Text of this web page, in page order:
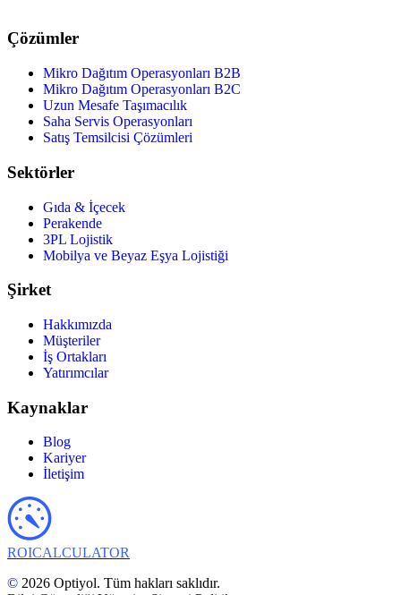
Çözümler
Mikro Dağıtım Operasyonları B2B
Mikro Dağıtım Operasyonları B2C
Uzun Mesafe Taşımacılık
Saha Servis Operasyonları
Satış Temsilcisi Çözümleri
Sektörler
Gıda & İçecek
Perakende
3PL Lojistik
Mobilya ve Beyaz Eşya Lojistiği
Şirket
Hakkımızda
Müşteriler
İş Ortakları
Yatırımcılar
Kaynaklar
Blog
Kariyer
İletişim
ROICALCULATOR
© 2026 Optiyol. Tüm hakları saklıdır.